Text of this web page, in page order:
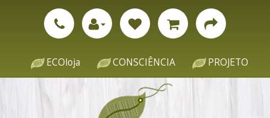
ECOloja CONSCIÊNCIA PROJETO